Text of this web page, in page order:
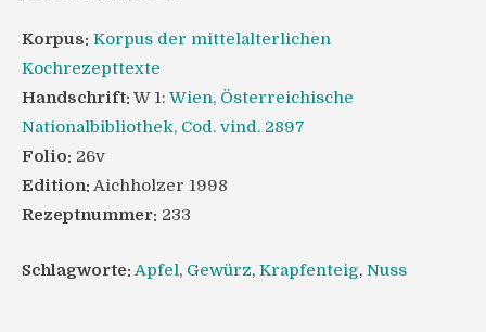
Korpus: Korpus der mittelalterlichen
Kochrezepttexte
Handschrift: W 1: Wien, Österreichische
Nationalbibliothek, Cod. vind. 2897
Folio: 26v
Edition: Aichholzer 1998
Rezeptnummer: 233
Schlagworte: Apfel, Gewürz, Krapfenteig, Nuss